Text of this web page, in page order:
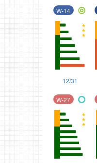
W-14
12/31
W-27